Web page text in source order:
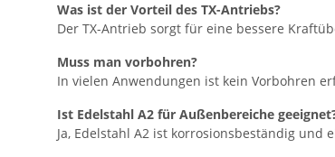
Was ist der Vorteil des TX-Antriebs?
Der TX-Antrieb sorgt für eine bessere
Muss man vorbohren?
In vielen Anwendungen ist kein Vorbohren
Ist Edelstahl A2 für Außenbereiche
Ja, Edelstahl A2 ist korrosionsbeständig